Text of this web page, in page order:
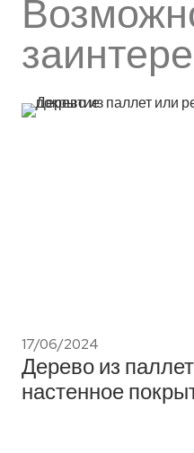
17/06/2024
Дерево из
настенное